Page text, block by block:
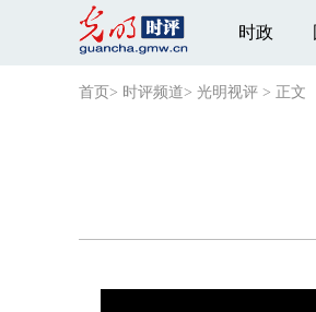
时政
首页 > 时评频道> 光明视评 > 正文